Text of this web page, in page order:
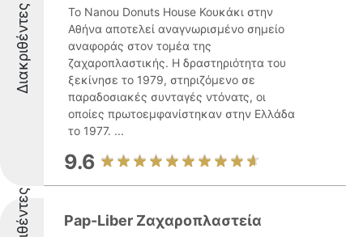
Διακριθέντες
Το Nanou Donuts House Κουκάκι στην
Αθήνα αποτελεί αναγνωρισμένο σημείο
αναφοράς στον τομέα της
ζαχαροπλαστικής. Η δραστηριότητα του
ξεκίνησε το 1979, στηριζόμενο σε
παραδοσιακές συνταγές ντόνατς, οι
οποίες πρωτοεμφανίστηκαν στην Ελλάδα
το 1977. ...
9.6
Pap-Liber Ζαχαροπλαστεία